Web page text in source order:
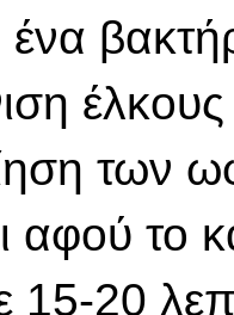
των
αφού το
15-20